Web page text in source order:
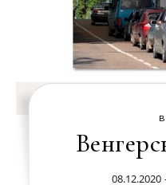
08.12.2020